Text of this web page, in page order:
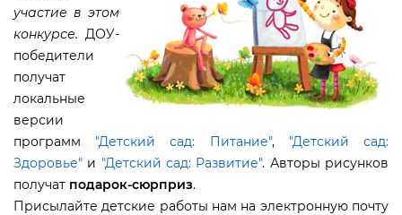
участие в этом
конкурсе. ДОУ-
победители
получат
локальные
ерсии
программ "Детский сад: Питание", "Детский сад:
Здоровье" и "Детский сад: Развитие". Авторы рисунко
получат подарок-сюрприз.
Присылайте детские работы нам на электронную почту